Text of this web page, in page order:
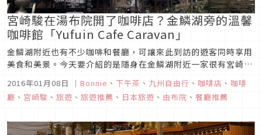
宮崎駿在湯布院開了咖啡店？金鱗湖旁的溫馨
咖啡館「Yufuin Cafe Caravan」
金鱗湖附近也有不少咖啡和餐廳，可讓來此到訪的遊客同時享用
美食和美景。今天要介紹的是隱身在金鱗湖附近一家很有宮崎駿
2016年01月08日 ｜ Bonnie 、 下午茶 、 九州自由行 、 咖啡店 、 咖啡
廳 、 宮崎駿 、 旅遊 、 旅遊推薦 、 日本旅遊 、 由布院 、 餐廳推薦